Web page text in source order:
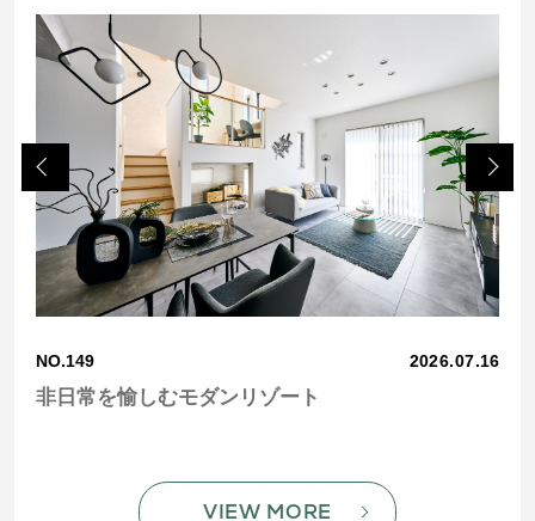
Previo
us
NO.149 2026.07.16
非日常を愉しむモダンリゾート
Next
VIEW MORE